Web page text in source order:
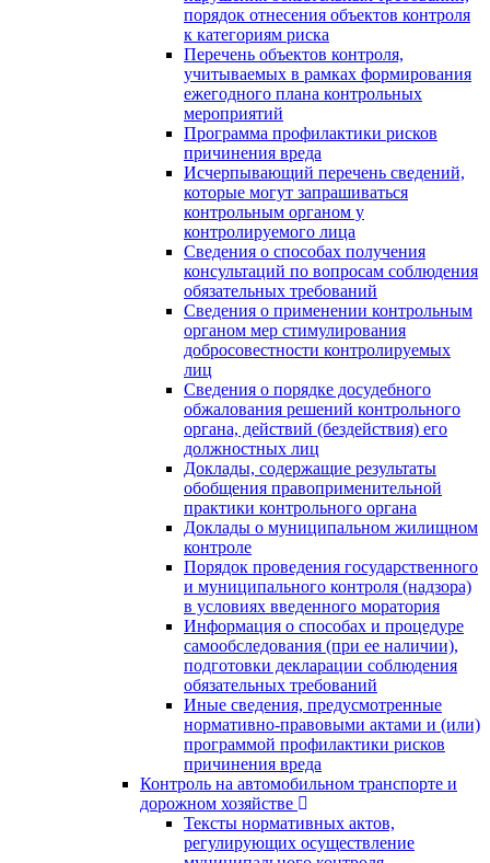
порядок отнесения объектов контроля
к категориям риска
Перечень объектов контроля,
учитываемых в рамках формирования
ежегодного плана контрольных
мероприятий
Программа профилактики рисков
причинения вреда
Исчерпывающий перечень сведений,
которые могут запрашиваться
контрольным органом у
контролируемого лица
Сведения о способах получения
консультаций по вопросам соблюдения
обязательных требований
Сведения о применении контрольным
органом мер стимулирования
добросовестности контролируемых
лиц
Сведения о порядке досудебного
обжалования решений контрольного
органа, действий (бездействия) его
должностных лиц
Доклады, содержащие результаты
обобщения правоприменительной
практики контрольного органа
Доклады о муниципальном жилищном
контроле
Порядок проведения государственного
и муниципального контроля (надзора)
в условиях введенного моратория
Информация о способах и процедуре
самообследования (при ее наличии),
подготовки декларации соблюдения
обязательных требований
Иные сведения, предусмотренные
нормативно-правовыми актами и (или)
программой профилактики рисков
причинения вреда
Контроль на автомобильном транспорте и
дорожном хозяйстве
Тексты нормативных актов,
регулирующих осуществление